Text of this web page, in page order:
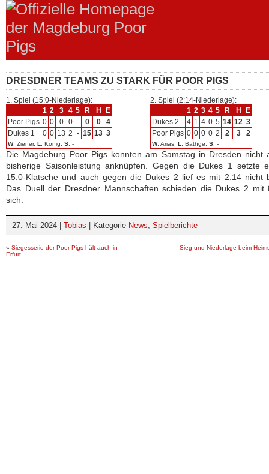
DRESDNER TEAMS ZU STARK FÜR POOR PIGS
1. Spiel (15:0-Niederlage):
1 2 3 4 5 R H
E
Poor Pigs 0 0 0 0 - 0 0
4
Dukes 1
0 0 13 2 - 15 13 3
W: Ziener, L : König, S: -
2. Spiel (2:14-Niederlage):
1 2 3 4 5 R H
E
Dukes 2
4 1 4 0 5 14 12 3
Poor Pigs 0 0 0 0 2 2 3 2
W: Arias, L : Bäthge, S: -
Die Magdeburg Poor Pigs konnten am Samstag in Dresden nicht
bisherige Saisonleistung anknüpfen. Gegen die Dukes 1 setzte
15:0-Klatsche und auch gegen die Dukes 2 lief es mit 2:14 nicht
Das Duell der Dresdner Mannschaften schieden die Dukes 2 mit
sich.
27. Mai 2024 | Tobias | Kategorie News, Spielberichte
« Siegesserie der Poor Pigs hält auch in
Erfurt
Sieg und Niederlage beim